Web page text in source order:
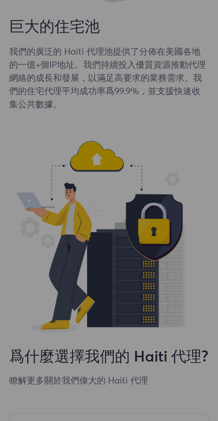
巨大的住宅池
我們的廣泛的 Haiti 代理池提供了分佈在美國各地
的一億+個IP地址。我們持續投入優質資源推動代理
網絡的成長和發展，以滿足高要求的業務需求。我
們的住宅代理平均成功率爲99.9%，並支援快速收
集公共數據。
爲什麼選擇我們的 Haiti 代理?
瞭解更多關於我們偉大的 Haiti 代理